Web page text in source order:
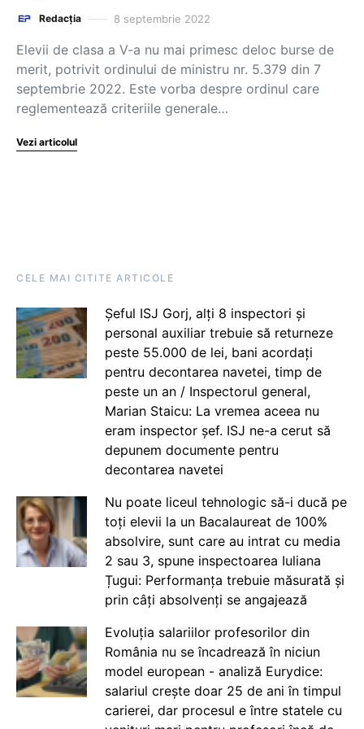
Redacția 8 septembrie 2022
Elevii de clasa a V-a nu mai primesc deloc burse de
merit, potrivit ordinului de ministru nr. 5.379 din 7
septembrie 2022. Este vorba despre ordinul care
reglementează criteriile generale…
Vezi articolul
CELE MAI CITITE ARTICOLE
Șeful ISJ Gorj, alți 8 inspectori și
personal auxiliar trebuie să returneze
peste 55.000 de lei, bani acordați
pentru decontarea navetei, timp de
peste un an / Inspectorul general,
Marian Staicu: La vremea aceea nu
eram inspector șef. ISJ ne-a cerut să
depunem documente pentru
decontarea navetei
Nu poate liceul tehnologic să-i ducă pe
toți elevii la un Bacalaureat de 100%
absolvire, sunt care au intrat cu media
2 sau 3, spune inspectoarea Iuliana
Țugui: Performanța trebuie măsurată și
prin câți absolvenți se angajează
Evoluția salariilor profesorilor din
România nu se încadrează în niciun
model european - analiză Eurydice:
salariul crește doar 25 de ani în timpul
carierei, dar procesul e între statele cu